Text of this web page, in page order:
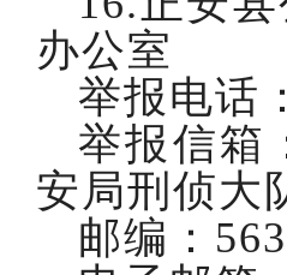
办公室
举报电话：
举报信箱
安局刑侦大
邮编：